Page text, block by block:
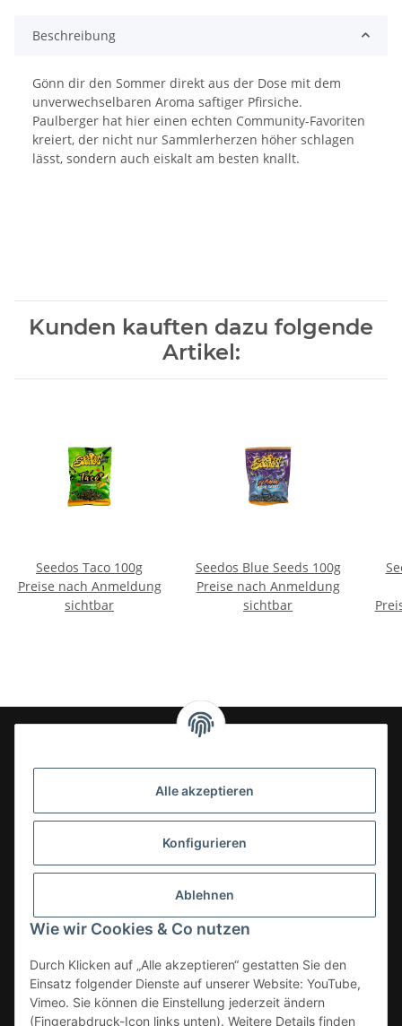
Alle akzeptieren
Konfigurieren
Ablehnen
Wie wir Cookies & Co nutzen
Durch Klicken auf „Alle akzeptieren“ gestatten Sie den
Einsatz folgender Dienste auf unserer Website: YouTube,
Vimeo. Sie können die Einstellung jederzeit ändern
(Fingerabdruck-Icon links unten). Weitere Details finden
Beschreibung
Gönn dir den Sommer direkt aus der Dose mit dem
unverwechselbaren Aroma saftiger Pfirsiche.
Paulberger hat hier einen echten Community-Favoriten
kreiert, der nicht nur Sammlerherzen höher schlagen
lässt, sondern auch eiskalt am besten knallt.
Kunden kauften dazu folgende
Artikel:
Seedos Taco 100g
Preise nach Anmeldung
sichtbar
Seedos Blue Seeds 100g
Preise nach Anmeldung
sichtbar
24-7en Kioskbedarf GmbH
- Sezer Kahveci & Cengiz Inci
33142 Büren, Deutschland
Kategorien
Informationen